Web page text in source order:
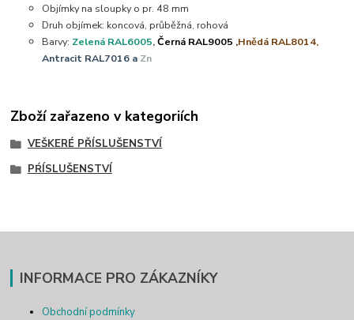
Objímky na sloupky o pr. 48 mm
Druh objímek: koncová, průběžná, rohová
Barvy: Zelená RAL6005,Černá RAL9005 ,Hnědá RAL8014,
Antracit RAL7016 a Zn
Zboží zařazeno v kategoriích
VEŠKERÉ PŘÍSLUŠENSTVÍ
PŔÍSLUŠENSTVÍ
INFORMACE PRO ZÁKAZNÍKY
Obchodní podmínky